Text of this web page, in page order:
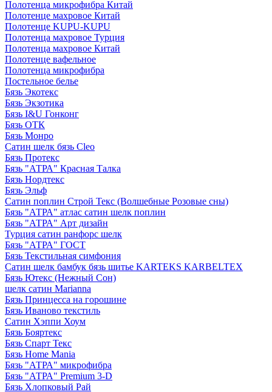
Полотенца микрофибра Китай
Полотенце махровое Китай
Полотенце KUPU-KUPU
Полотенца махровое Турция
Полотенца махровое Китай
Полотенце вафельное
Полотенца микрофибра
Постельное белье
Бязь Экотекс
Бязь Экзотика
Бязь I&U Гонконг
Бязь ОТК
Бязь Монро
Сатин шелк бязь Cleo
Бязь Протекс
Бязь "АТРА" Красная Талка
Бязь Нордтекс
Бязь Эльф
Сатин поплин Строй Текс (Волшебные Розовые сны)
Бязь "АТРА" атлас сатин шелк поплин
Бязь "АТРА" Арт дизайн
Турция сатин ранфорс шелк
Бязь "АТРА" ГОСТ
Бязь Текстильная симфония
Сатин шелк бамбук бязь шитье KARTEKS KARBELTEX
Бязь Ютекс (Нежный Сон)
шелк сатин Marianna
Бязь Принцесса на горошине
Бязь Иваново текстиль
Сатин Хэппи Хоум
Бязь Бояртекс
Бязь Спарт Текс
Бязь Home Mania
Бязь "АТРА" микрофибра
Бязь "АТРА" Premium 3-D
Бязь Хлопковый Рай